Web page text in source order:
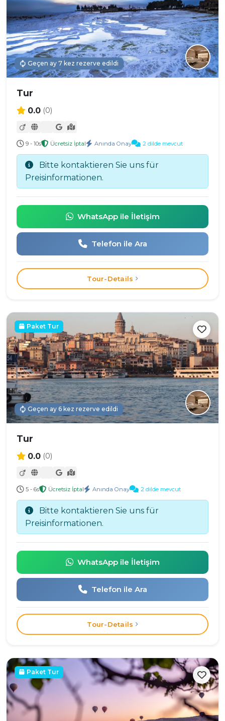
Geçen ay 7 kez rezerve edildi
Tur
0.0 (0)
9 - 10s Ücretsiz İptal Anında Onay 2 dilde mevcut
Bitte kontaktieren Sie uns für
Preisinformationen.
WhatsApp ile İletişim
Telefon ile Ara
Tour-Details
Paket Tur
Geçen ay 6 kez rezerve edildi
Tur
0.0 (0)
5 - 6s Ücretsiz İptal Anında Onay 2 dilde mevcut
Bitte kontaktieren Sie uns für
Preisinformationen.
WhatsApp ile İletişim
Telefon ile Ara
Tour-Details
Paket Tur